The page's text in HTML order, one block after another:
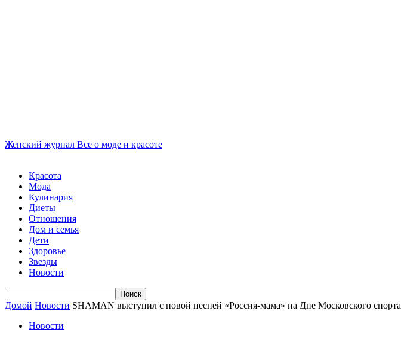
Женский журнал Все о моде и красоте
Красота
Мода
Кулинария
Диеты
Отношения
Дом и семья
Дети
Здоровье
Звезды
Новости
Домой Новости SHAMAN выступил с новой песней «Россия-мама» на Дне Московского спорта
Новости